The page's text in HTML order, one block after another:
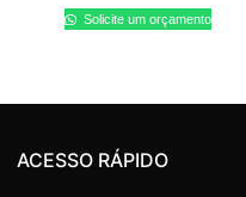
Solicite um orçamento
ACESSO RÁPIDO